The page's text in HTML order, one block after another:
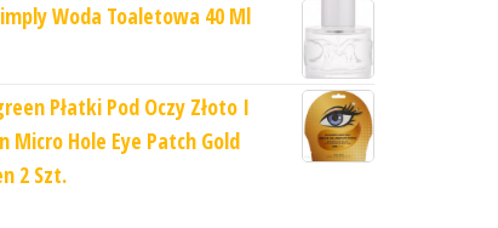
Woda Toaletowa 40 Ml
Płatki Pod Oczy Złoto I
Micro Hole Eye Patch Gold
2 Szt.